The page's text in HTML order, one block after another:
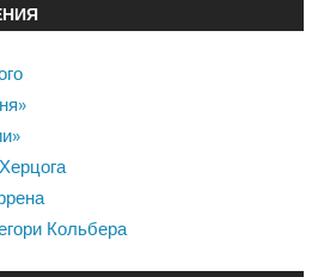
Кольбера